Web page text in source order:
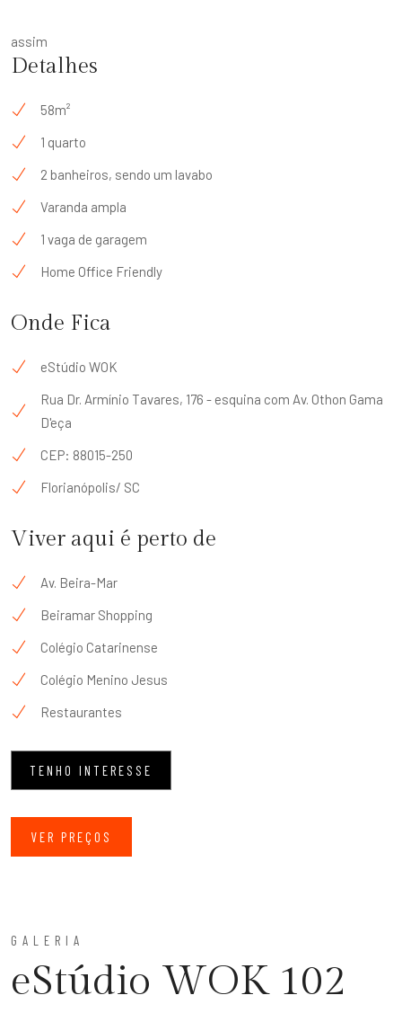
assim
Detalhes
58m²
1 quarto
2 banheiros, sendo um lavabo
Varanda ampla
1 vaga de garagem
Home Office Friendly
Onde Fica
eStúdio WOK
Rua Dr. Armínio Tavares, 176 - esquina com Av. Othon Gama
D'eça
CEP: 88015-250
Florianópolis/ SC
Viver aqui é perto de
Av. Beira-Mar
Beiramar Shopping
Colégio Catarinense
Colégio Menino Jesus
Restaurantes
TENHO INTERESSE
VER PREÇOS
GALERIA
eStúdio WOK 102